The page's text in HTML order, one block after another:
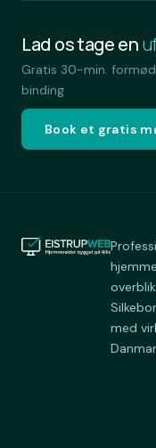
Lad os tage en
Gratis 30-min.
binding
Book et gratis
med